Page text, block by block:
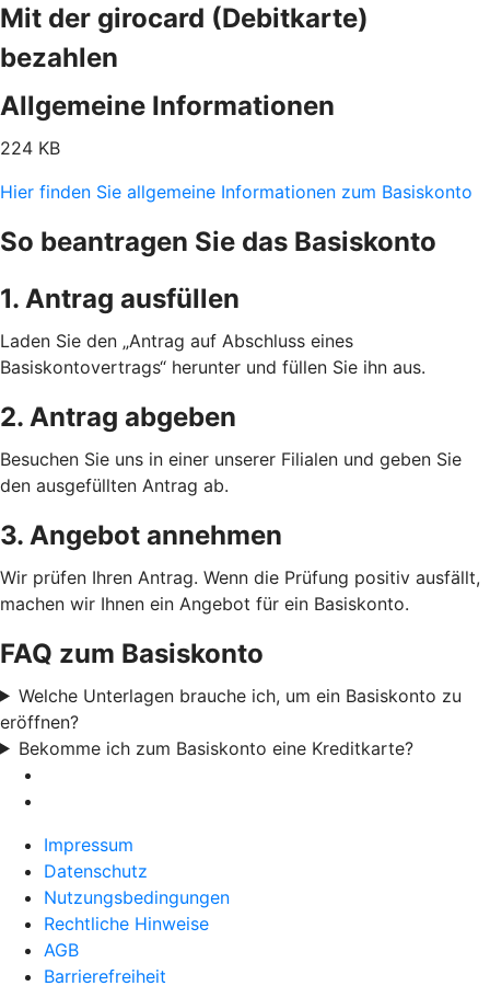
Mit der girocard (Debitkarte)
bezahlen
Allgemeine Informationen
224 KB
Hier finden Sie allgemeine Informationen zum Basiskonto
So beantragen Sie das Basiskonto
1. Antrag ausfüllen
Laden Sie den „Antrag auf Abschluss eines
Basiskontovertrags“ herunter und füllen Sie ihn aus.
2. Antrag abgeben
Besuchen Sie uns in einer unserer Filialen und geben Sie
den ausgefüllten Antrag ab.
3. Angebot annehmen
Wir prüfen Ihren Antrag. Wenn die Prüfung positiv ausfällt,
machen wir Ihnen ein Angebot für ein Basiskonto.
FAQ zum Basiskonto
Welche Unterlagen brauche ich, um ein Basiskonto zu
eröffnen?
Bekomme ich zum Basiskonto eine Kreditkarte?
Impressum
Datenschutz
Nutzungsbedingungen
Rechtliche Hinweise
AGB
Barrierefreiheit